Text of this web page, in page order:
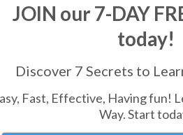
JOIN our 7-DAY
today!
Discover 7 Secrets to
Fast, Effective, Having fun!
Way. Start